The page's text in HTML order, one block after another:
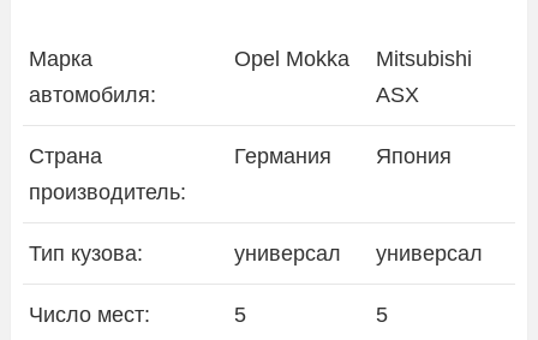
Марка
автомобиля:
Opel Mokka
Mitsubishi
ASX
Страна
производитель:
Германия Япония
Тип кузова: универсал универсал
Число мест: 5 5